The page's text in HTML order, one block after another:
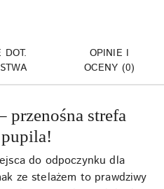
DOT.
OPINIE I
OCENY (0)
przenośna strefa
do odpoczynku dla
ze stelażem to prawdziwy